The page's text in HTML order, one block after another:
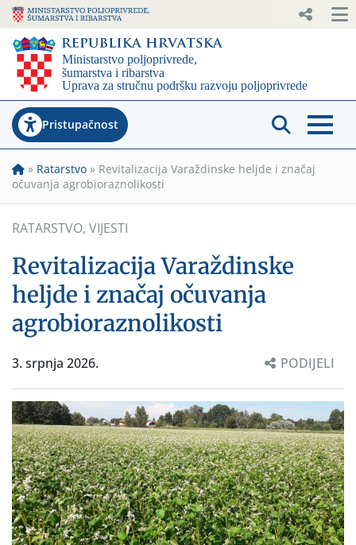
Pristupačnost
» Ratarstvo » Revitalizacija Varaždinske heljde i značaj
očuvanja agrobioraznolikosti
RATARSTVO, VIJESTI
Revitalizacija Varaždinske
heljde i značaj očuvanja
agrobioraznolikosti
3. srpnja 2026. PODIJELI